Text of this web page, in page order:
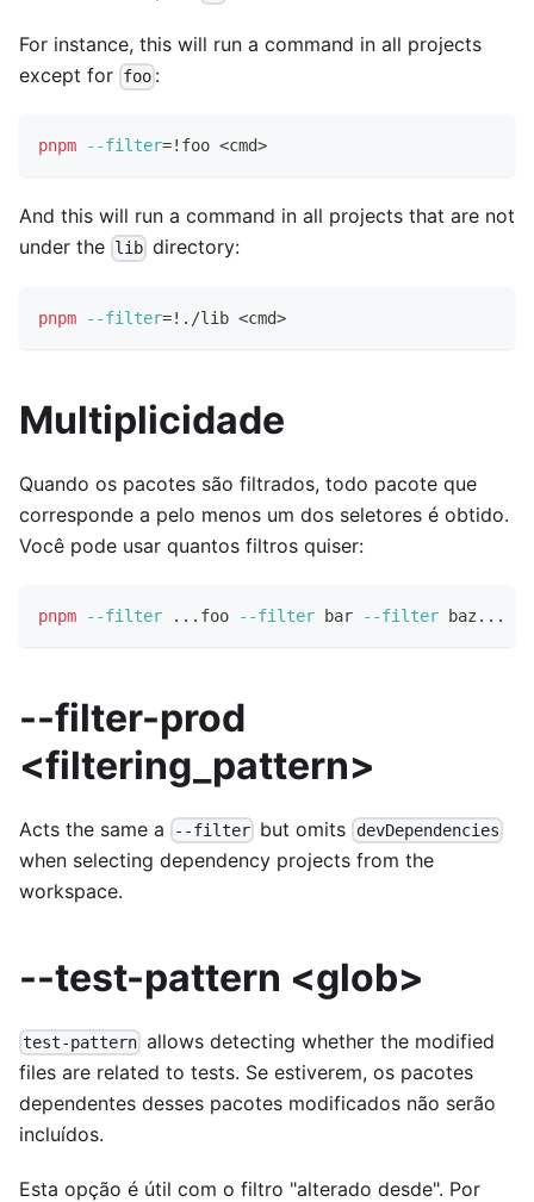
For instance, this will run a command in all projects
except for foo :
pnpm --filter=! foo <cmd>
And this will run a command in all projects that are not
under the
lib directory:
pnpm --filter=! ./lib <cmd>
Multiplicidade
Quando os pacotes são filtrados, todo pacote que
corresponde a pelo menos um dos seletores é obtido.
Você pode usar quantos filtros quiser:
pnpm --filter .. .foo --filter bar --filter baz .. .
--filter-prod
<filtering_pattern>
Acts the same a --filter but omits devDependencies
when selecting dependency projects from the
workspace.
--test-pattern <glob>
test-pattern allows detecting whether the modified
files are related to tests. Se estiverem, os pacotes
dependentes desses pacotes modificados não serão
incluídos.
Esta opção é útil com o filtro "alterado desde". Por